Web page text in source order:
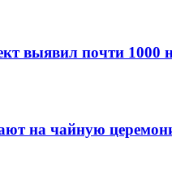
выявил почти
на чайную